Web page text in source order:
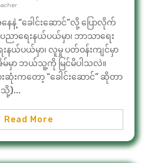
နဲ့ “‌ခေါင်းဆောင်”လို့ ပြောလိုက်
ာရေးနယ်ပယ်မှာ၊ ဘာသာရေး
းနယ်ပယ်မှာ၊ လူမှု ပတ်ဝန်းကျင်မှာ
မှာ ဘယ်သူ့ကို မြင်မိပါသလဲ။
းကတော့ “ခေါင်းဆောင်” ဆိုတာ
သို့)...
Read More